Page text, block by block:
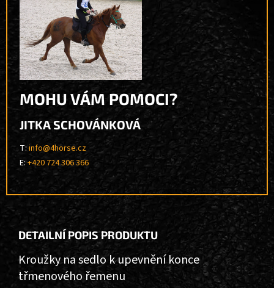
MOHU VÁM POMOCI?
JITKA SCHOVÁNKOVÁ
T:info@4horse.cz
E: +420 724 306 366
DETAILNÍ POPIS PRODUKTU
Kroužky na sedlo k upevnění konce
třmenového řemenu